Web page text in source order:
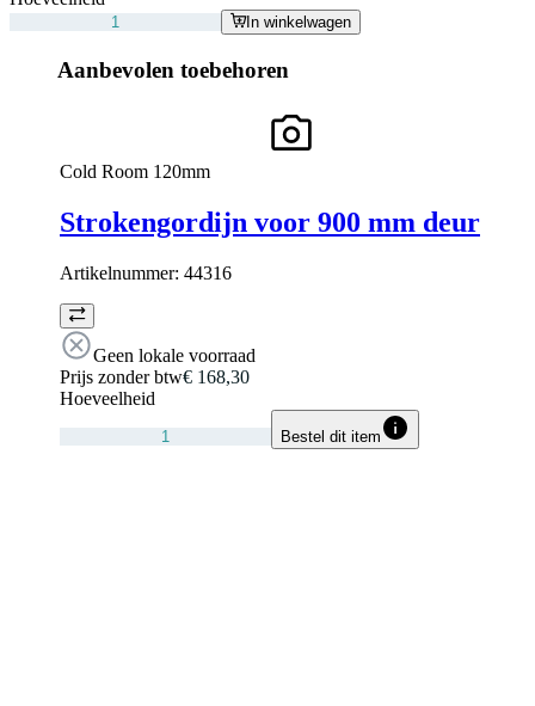
In winkelwagen
Aanbevolen toebehoren
Cold Room 120mm
Strokengordijn voor 900 mm deur
Artikelnummer: 44316
Geen lokale voorraad
Prijs zonder btw€ 168,30
Hoeveelheid
Bestel dit item